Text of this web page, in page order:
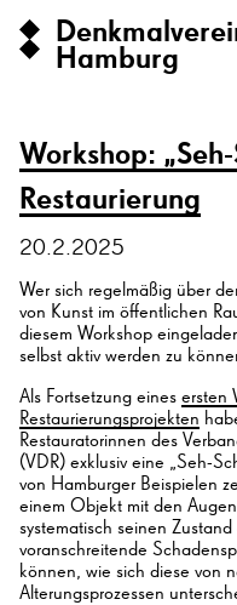
Hamburg
Workshop:
Restaurierung
20.2.2025
Wer sich regelmäßig über
von Kunst im öffentlichen
diesem Workshop
selbst aktiv werden zu
Als Fortsetzung eines ersten
Restaurierungsprojekten
Restauratorinnen des
(VDR) exklusiv eine „Seh-
von Hamburger Beispielen
einem Objekt mit den
systematisch seinen
voranschreitende
können, wie sich diese von
Alterungsprozessen